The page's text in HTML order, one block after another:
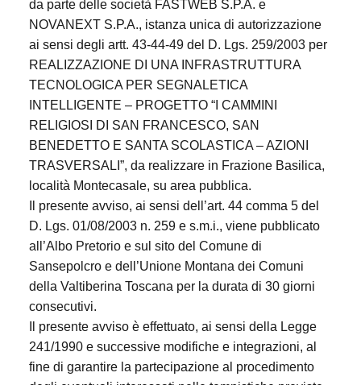
da parte delle società FASTWEB S.P.A. e
NOVANEXT S.P.A., istanza unica di autorizzazione
ai sensi degli artt. 43-44-49 del D. Lgs. 259/2003 per
REALIZZAZIONE DI UNA INFRASTRUTTURA
TECNOLOGICA PER SEGNALETICA
INTELLIGENTE – PROGETTO “I CAMMINI
RELIGIOSI DI SAN FRANCESCO, SAN
BENEDETTO E SANTA SCOLASTICA – AZIONI
TRASVERSALI”, da realizzare in Frazione Basilica,
località Montecasale, su area pubblica.
Il presente avviso, ai sensi dell’art. 44 comma 5 del
D. Lgs. 01/08/2003 n. 259 e s.m.i., viene pubblicato
all’Albo Pretorio e sul sito del Comune di
Sansepolcro e dell’Unione Montana dei Comuni
della Valtiberina Toscana per la durata di 30 giorni
consecutivi.
Il presente avviso è effettuato, ai sensi della Legge
241/1990 e successive modifiche e integrazioni, al
fine di garantire la partecipazione al procedimento